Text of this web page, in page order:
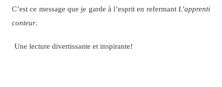
C’est ce message que je garde à l’esprit en refermant L’apprenti
conteur.
Une lecture divertissante et inspirante!